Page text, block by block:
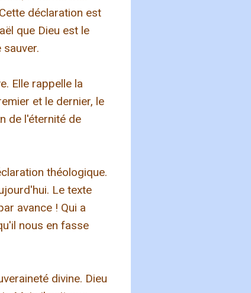
déclaration est
que Dieu est le
Elle rappelle la
et le dernier, le
de l'éternité de
théologique.
Le texte
avance ! Qui a
nous en fasse
divine. Dieu